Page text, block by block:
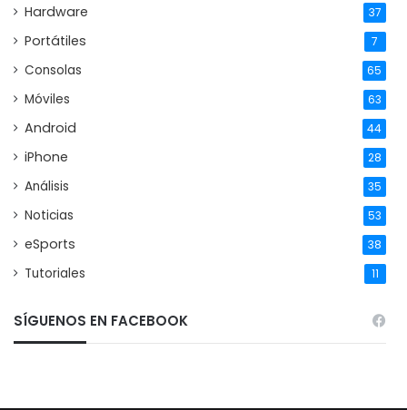
Hardware 37
Portátiles 7
Consolas 65
Móviles 63
Android 44
iPhone 28
Análisis 35
Noticias 53
eSports 38
Tutoriales 11
SÍGUENOS EN FACEBOOK